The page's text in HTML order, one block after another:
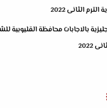
الثانى 2022
بالاجابات محافظة القليوبية
2022